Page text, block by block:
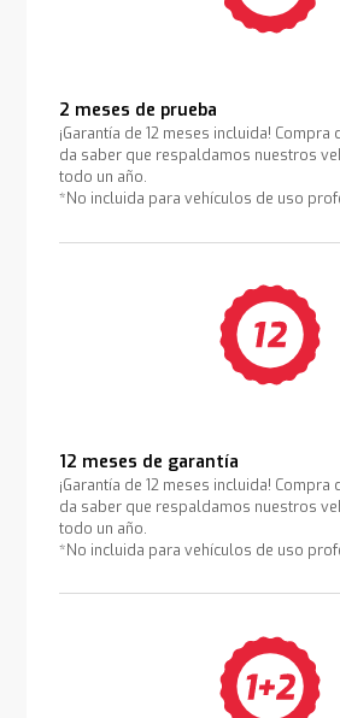
2 meses de prueba
¡Garantía de 12 meses incluida!
da saber que respaldamos nuestros
todo un año.
*No incluida para vehículos de uso
12 meses de garantía
¡Garantía de 12 meses incluida!
da saber que respaldamos nuestros
todo un año.
*No incluida para vehículos de uso